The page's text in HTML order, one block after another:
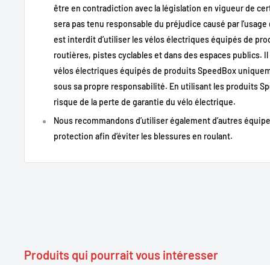
Électronique de haute qualité et fiabilité éprouvée
🔧Descriptif technique
Spécification
Détail
Type de produit
Module de débridage
Modèle
SpeedBox 3.1 B.Tuning
être en contradiction avec la législation en vigueur de
sera pas tenu responsable du préjudice causé par
est interdit d’utiliser les vélos électriques équipés de
routières, pistes cyclables et dans des espaces publics.
vélos électriques équipés de produits SpeedBox
sous sa propre responsabilité. En utilisant les produits
risque de la perte de garantie du vélo électrique.
Nous recommandons d’utiliser également d’autres
protection afin d’éviter les blessures en roulant.
Produits qui pourrait vous intéresser